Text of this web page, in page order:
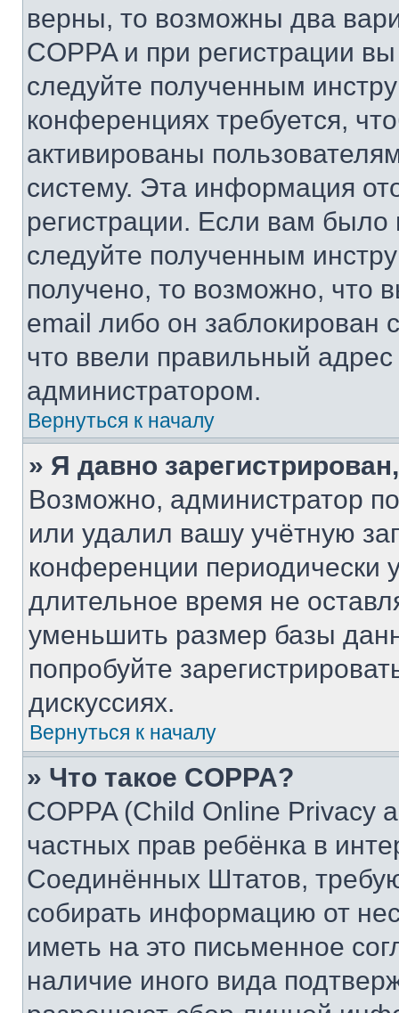
верны, то возможны два
COPPA и при регистрации
следуйте полученным
конференциях требуется,
активированы
систему. Эта информация
регистрации. Если вам
следуйте полученным
получено, то возможно, что
email либо он
что ввели правильный адрес
администратором.
Вернуться к началу
» Я давно
Возможно, администратор
или удалил вашу учётную
конференции периодически
длительное время не
уменьшить размер базы
попробуйте
дискуссиях.
Вернуться к началу
» Что такое COPPA?
COPPA (Child Online Privacy
частных прав ребёнка в
Соединённых Штатов,
собирать информацию от
иметь на это письменное
наличие иного вида